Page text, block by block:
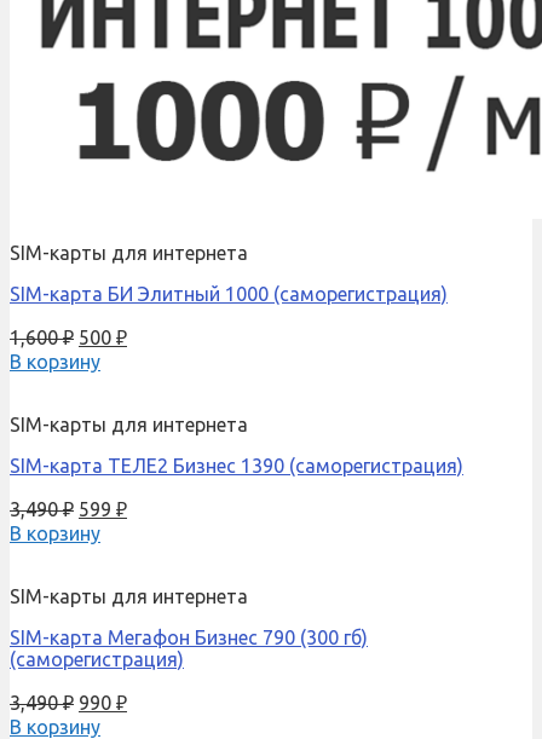
SIM-карты для интернета
SIM-карта БИ Элитный 1000 (саморегистрация)
1,600₽ 500 ₽
В корзину
SIM-карты для интернета
SIM-карта ТЕЛЕ2 Бизнес 1390 (саморегистрация)
3,490₽ 599 ₽
В корзину
SIM-карты для интернета
SIM-карта Мегафон Бизнес 790 (300 гб)
(саморегистрация)
3,490₽ 990 ₽
В корзину